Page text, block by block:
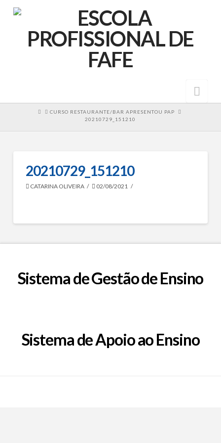
HOMECURSO RESTAURANTE/BAR APRESENTOU PAP
20210729_151210
20210729_151210
CATARINA OLIVEIRA 02/08/2021
Sistema de Gestão de Ensino
Sistema de Apoio ao Ensino